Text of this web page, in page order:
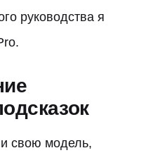
руководства я
свою модель,